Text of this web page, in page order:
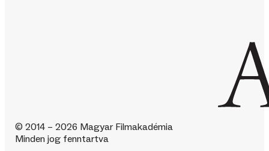
© 2014 – 2026 Magyar Filmakadémia
Minden jog fenntartva